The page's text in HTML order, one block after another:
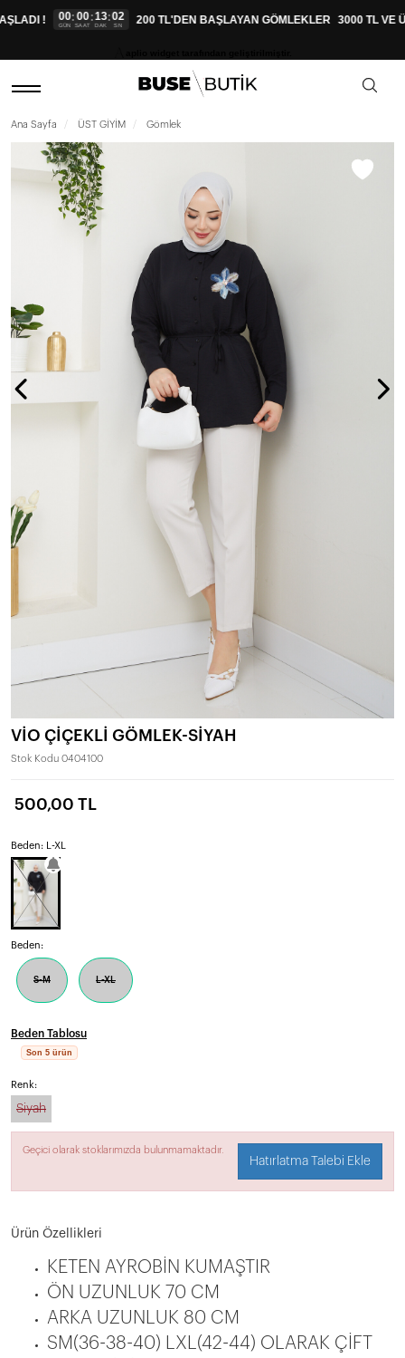
! 00
GÜN
:00
SAAT
:13
DAK
:01
SN 200 TL'DEN BAŞLAYAN GÖMLEKLER 3000 TL VE
Ana Sayfa ÜST GİYİM Gömlek
VİO ÇİÇEKLİ GÖMLEK-SİYAH
Stok Kodu 0404100
500,00 TL
Beden: L-XL
Beden:
S-M L-XL
Beden Tablosu
Son 5 ürün
Renk:
Siyah
Geçici olarak stoklarımızda bulunmamaktadır.
Hatırlatma Talebi Ekle
Ürün Özellikleri
KETEN AYROBİN KUMAŞTIR
ÖN UZUNLUK 70 CM
ARKA UZUNLUK 80 CM
SM(36-38-40) LXL(42-44) OLARAK ÇİFT